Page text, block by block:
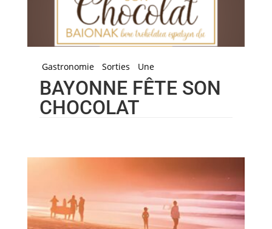
Gastronomie Sorties Une
BAYONNE FÊTE SON
CHOCOLAT